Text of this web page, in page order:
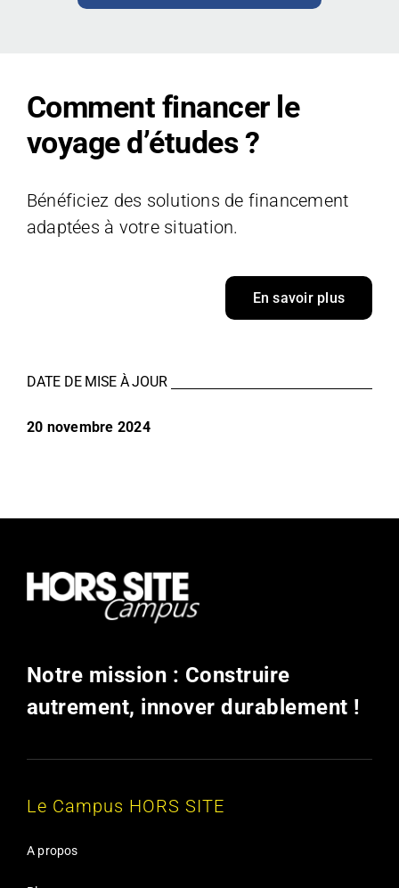
Comment financer le
voyage d’études ?
Bénéficiez des solutions de financement
adaptées à votre situation.
En savoir plus
DATE DE MISE À JOUR
20 novembre 2024
Notre mission : Construire
autrement, innover durablement !
Le Campus HORS SITE
A propos